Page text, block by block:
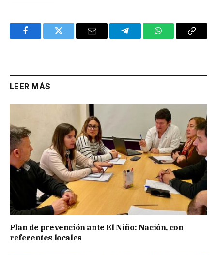
FacebookTwitter Email TelegramWhatsAppCopy
LEER MÁS
Plan de prevención ante El Niño: Nación, con
referentes locales